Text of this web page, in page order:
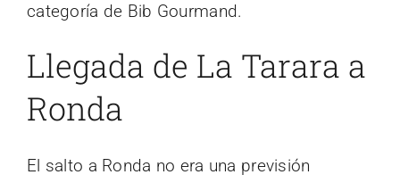
categoría de Bib Gourmand.
Llegada de La Tarara a
Ronda
El salto a Ronda no era una previsión